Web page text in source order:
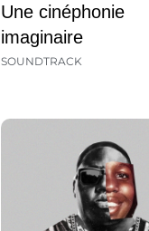
Une cinéphonie
imaginaire
SOUNDTRACK